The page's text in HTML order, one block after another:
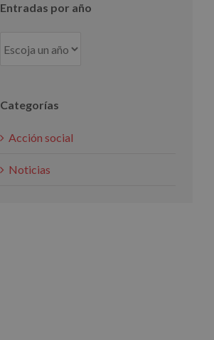
Entradas por año
Categorías
Acción social
Noticias